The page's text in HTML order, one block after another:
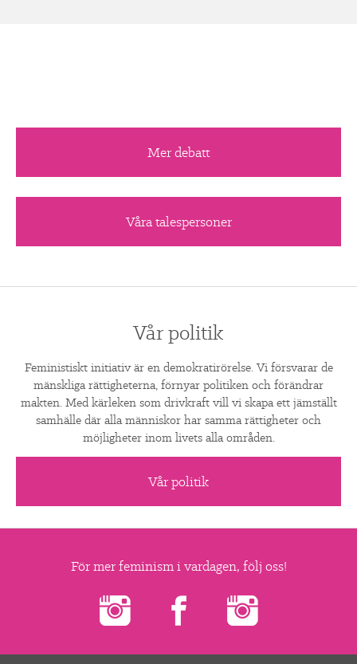
Mer debatt
Våra talespersoner
Vår politik
Feministiskt initiativ är en demokratirörelse. Vi försvarar de
mänskliga rättigheterna, förnyar politiken och förändrar
makten. Med kärleken som drivkraft vill vi skapa ett jämställt
samhälle där alla människor har samma rättigheter och
möjligheter inom livets alla områden.
Vår politik
För mer feminism i vardagen, följ oss!